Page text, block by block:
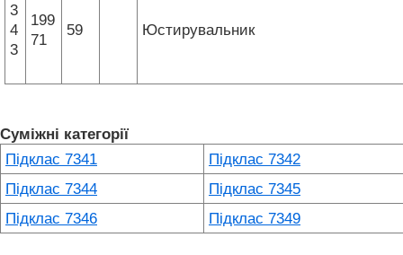
3
4
3
199
71
59 Юстирувальник
Суміжні категорії
Підклас 7341
Підклас 7342
Підклас 7344
Підклас 7345
Підклас 7346
Підклас 7349